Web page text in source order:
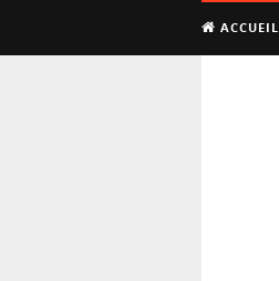
ACCUEIL